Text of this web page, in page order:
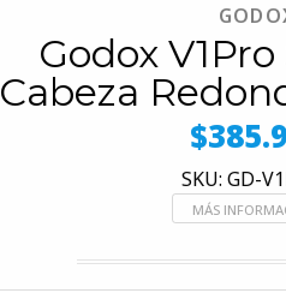
Godox
Cabeza
SKU: GD-
MÁS